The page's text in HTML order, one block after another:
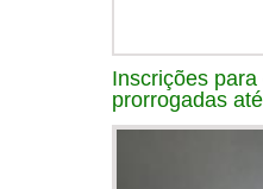
Inscrições
prorrogadas